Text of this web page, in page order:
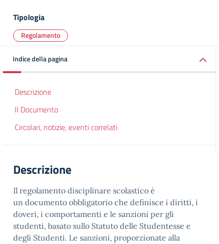
Tipologia
Regolamento
Indice della pagina
Descrizione
Il Documento
Circolari, notizie, eventi correlati
Descrizione
Il regolamento disciplinare scolastico è
un documento obbligatorio che definisce i diritti, i
doveri, i comportamenti e le sanzioni per gli
studenti, basato sullo Statuto delle Studentesse e
degli Studenti. Le sanzioni, proporzionate alla